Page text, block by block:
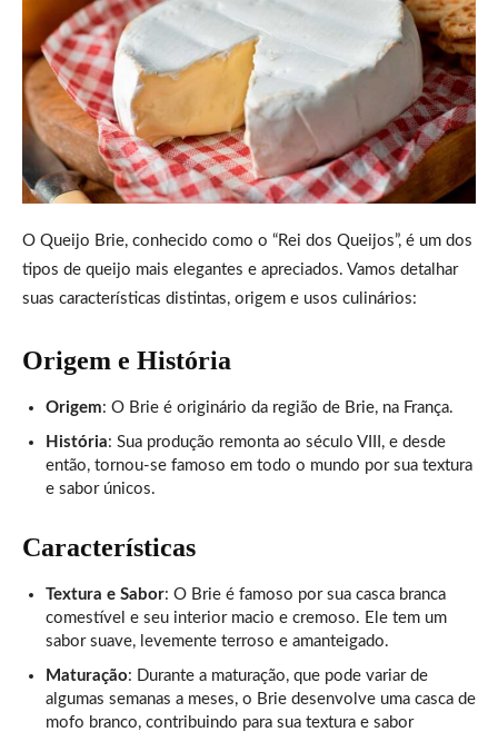
O Queijo Brie, conhecido como o “Rei dos Queijos”, é um dos
tipos de queijo mais elegantes e apreciados. Vamos detalhar
suas características distintas, origem e usos culinários:
Origem e História
Origem: O Brie é originário da região de Brie, na França.
História: Sua produção remonta ao século VIII, e desde
então, tornou-se famoso em todo o mundo por sua textura
e sabor únicos.
Características
Textura e Sabor: O Brie é famoso por sua casca branca
comestível e seu interior macio e cremoso. Ele tem um
sabor suave, levemente terroso e amanteigado.
Maturação: Durante a maturação, que pode variar de
algumas semanas a meses, o Brie desenvolve uma casca de
mofo branco, contribuindo para sua textura e sabor